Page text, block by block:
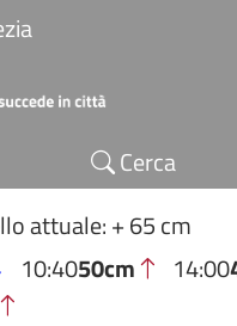
principale
Cerca
attuale: + 65 cm
10:4050cm 14:00